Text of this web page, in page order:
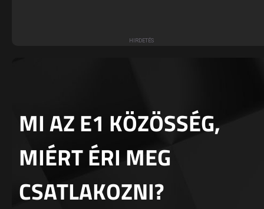
MI AZ E1 KÖZÖSSÉG,
MIÉRT ÉRI MEG
CSATLAKOZNI?